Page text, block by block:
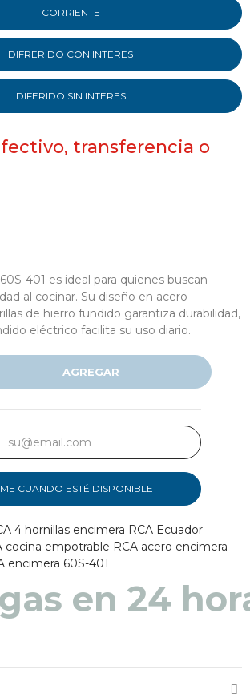
CORRIENTE
DIFRERIDO CON INTERES
DIFERIDO SIN INTERES
transferencia o
401 es ideal para quienes buscan
al cocinar. Su diseño en acero
de hierro fundido garantiza durabilidad,
eléctrico facilita su uso diario.
AGREGAR
CUANDO ESTÉ DISPONIBLE
4 hornillas encimera RCA Ecuador
cocina empotrable RCA acero encimera
encimera 60S-401
en 24